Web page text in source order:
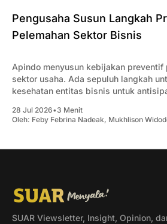
Pengusaha Susun Langkah
Pelemahan Sektor Bisnis
Apindo menyusun kebijakan preventif
sektor usaha. Ada sepuluh langkah
kesehatan entitas bisnis untuk
28 Jul 2026•3 Menit
Oleh: Feby Febrina Nadeak, Mukhlison
SUAR Viewsletter, Insight, Opinion,